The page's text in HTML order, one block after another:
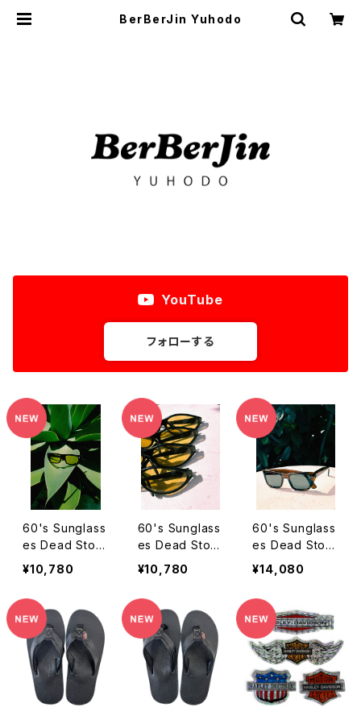
BerBerJin Yuhodo
YouTube
フォローする
60's Sunglass
es Dead Stoc
k SHADES-A
¥10,780
60's Sunglass
es Dead Stoc
k SHADES-B
¥10,780
60's Sunglass
es Dead Stoc
k SHADES-C
¥14,080